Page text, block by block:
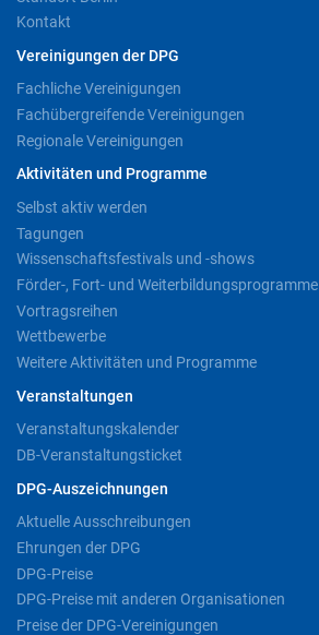
Kontakt
Vereinigungen der DPG
Fachliche Vereinigungen
Fachübergreifende Vereinigungen
Regionale Vereinigungen
Aktivitäten und Programme
Selbst aktiv werden
Tagungen
Wissenschaftsfestivals und -shows
Förder-, Fort- und Weiterbildungsprogramme
Vortragsreihen
Wettbewerbe
Weitere Aktivitäten und Programme
Veranstaltungen
Veranstaltungskalender
DB-Veranstaltungsticket
DPG-Auszeichnungen
Aktuelle Ausschreibungen
Ehrungen der DPG
DPG-Preise
DPG-Preise mit anderen Organisationen
Preise der DPG-Vereinigungen